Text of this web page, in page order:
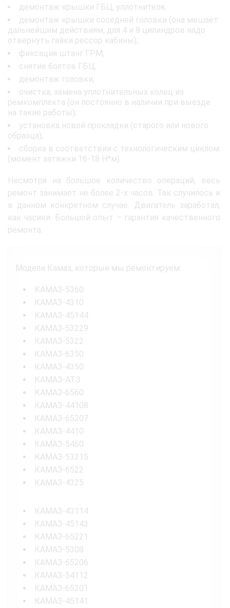
демонтаж крышки ГБЦ, уплотнителя;
демонтаж крышки соседней головки (она мешает
дальнейшим действиям, для 4 и 8 цилиндров надо
отвернуть гайки рессор кабины);
фиксация штанг ГРМ;
снятие болтов ГБЦ;
демонтаж головки;
очистка, замена уплотнительных колец из
ремкомплекта (он постоянно в наличии при выезде
на такие работы);
установка новой прокладки (старого или нового
образца);
сборка в соответствии с технологическим циклом
(момент затяжки 16-18 Н*м).
Несмотря на большое количество операций, весь
ремонт занимает не более 2-х часов. Так случилось и
в данном конкретном случае. Двигатель заработал,
как часики. Большой опыт – гарантия качественного
ремонта.
Модели Камаз, которые мы ремонтируем:
КАМАЗ-5360
КАМАЗ-4310
КАМАЗ-45144
КАМАЗ-53229
КАМАЗ-5322
КАМАЗ-6350
КАМАЗ-4350
КАМАЗ-АТЗ
КАМАЗ-6560
КАМАЗ-44108
КАМАЗ-65207
КАМАЗ-4410
КАМАЗ-5460
КАМАЗ-53215
КАМАЗ-6522
КАМАЗ-4325
КАМАЗ-43114
КАМАЗ-45143
КАМАЗ-65221
КАМАЗ-5308
КАМАЗ-65206
КАМАЗ-54112
КАМАЗ-65201
КАМАЗ-45141